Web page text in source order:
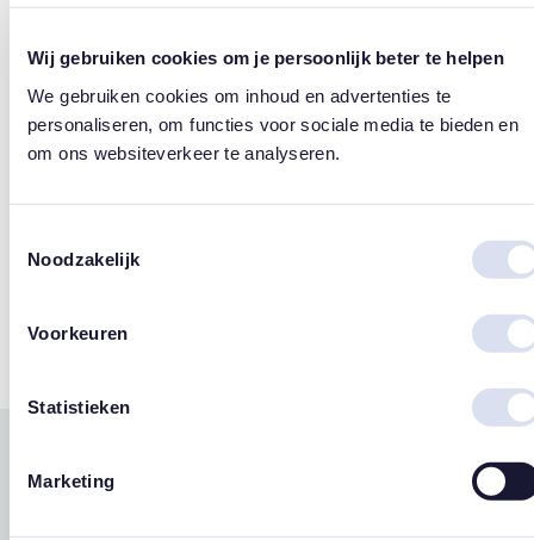
Wij gebruiken cookies om je persoonlijk beter te helpen
We gebruiken cookies om inhoud en advertenties te
personaliseren, om functies voor sociale media te bieden en
om ons websiteverkeer te analyseren.
Noodzakelijk
Voorkeuren
Statistieken
Marketing
Susan Lordi
Merk
Gerelateerde